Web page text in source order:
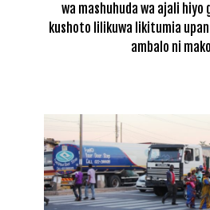
wa mashuhuda wa ajali hiyo
kushoto lilikuwa likitumia
ambalo ni